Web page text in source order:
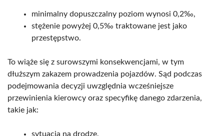
minimalny dopuszczalny poziom wynosi 0,2‰,
stężenie powyżej 0,5‰ traktowane jest jako
przestępstwo.
To wiąże się z surowszymi konsekwencjami, w tym
dłuższym zakazem prowadzenia pojazdów. Sąd podczas
podejmowania decyzji uwzględnia wcześniejsze
przewinienia kierowcy oraz specyfikę danego zdarzenia,
takie jak:
sytuacja na drodze,